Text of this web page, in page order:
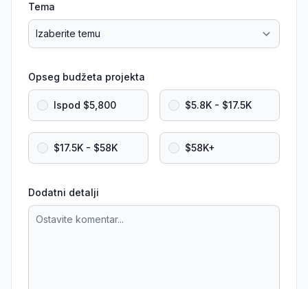
Tema
Opseg budžeta projekta
Ispod $5,800 $5.8K - $17.5K
$17.5K - $58K $58K+
Dodatni detalji